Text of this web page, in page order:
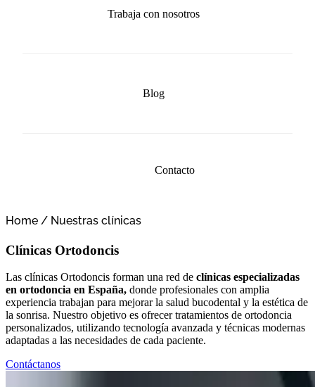
Trabaja con nosotros
Blog
Contacto
Home / Nuestras clínicas
Clínicas Ortodoncis
Las clínicas Ortodoncis forman una red de clínicas especializadas
en ortodoncia en España, donde profesionales con amplia
experiencia trabajan para mejorar la salud bucodental y la estética de
la sonrisa. Nuestro objetivo es ofrecer tratamientos de ortodoncia
personalizados, utilizando tecnología avanzada y técnicas modernas
adaptadas a las necesidades de cada paciente.
Contáctanos